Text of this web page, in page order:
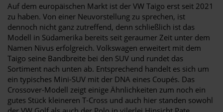
Auf dem europäischen Markt ist der VW Taigo erst seit 2021
zu haben. Von einer Neuvorstellung zu sprechen, ist
dennoch nicht ganz zutreffend, denn schließlich ist das
Modell in Südamerika bereits seit geraumer Zeit unter dem
Namen Nivus erfolgreich. Volkswagen erweitert mit dem
Taigo seine Bandbreite bei den SUV und rundet das
Sortiment nach unten ab. Entsprechend handelt es sich um
ein typisches Mini-SUV mit der DNA eines Coupés. Das
Crossover-Modell zeigt einige Ähnlichkeiten zum noch ein
gutes Stück kleineren T-Cross und auch hier standen sowohl